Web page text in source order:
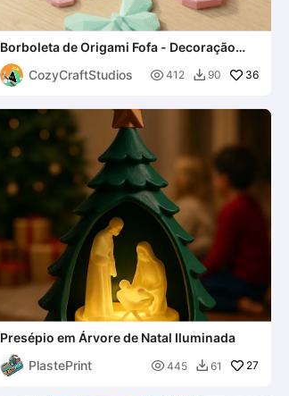
Borboleta de Origami Fofa - Decoração
Estilo Japandi
CozyCraftStudios
 412  90 36
Presépio em Árvore de Natal Iluminada
PlastePrint
 445  61 27